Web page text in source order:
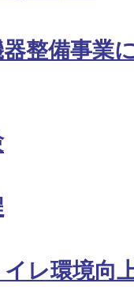
整備事業
レ環境向